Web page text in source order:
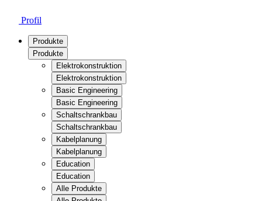
Profil
Produkte
Produkte
Elektrokonstruktion
Elektrokonstruktion
Basic Engineering
Basic Engineering
Schaltschrankbau
Schaltschrankbau
Kabelplanung
Kabelplanung
Education
Education
Alle Produkte